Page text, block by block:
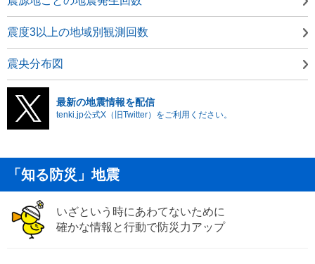
震度3以上の地域別観測回数
震央分布図
最新の地震情報を配信
tenki.jp公式X（旧Twitter）をご利用ください。
「知る防災」地震
いざという時にあわてないために
確かな情報と行動で防災力アップ